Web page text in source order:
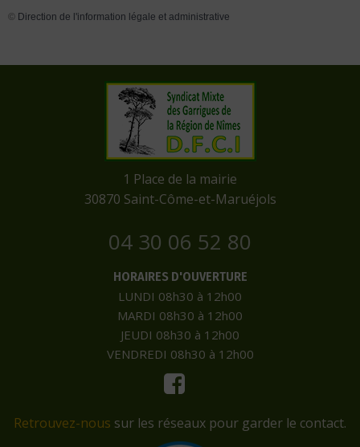
© Direction de l'information légale et administrative
​1 Place de la mairie
​30870 Saint-Côme-et-Maruéjols
04 30 06 52 80
HORAIRES D'OUVERTURE
LUNDI 08h30 à 12h00
MARDI 08h30 à 12h00
JEUDI 08h30 à 12h00
VENDREDI 08h30 à 12h00
Retrouvez-nous sur les réseaux pour garder le contact.